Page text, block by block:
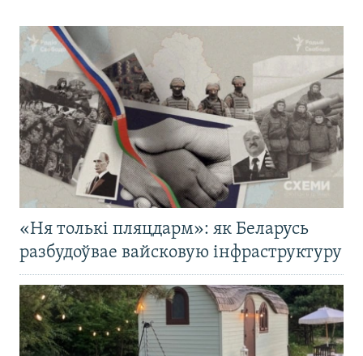
«Ня толькі пляцдарм»: як Беларусь
разбудоўвае вайсковую інфраструктуру